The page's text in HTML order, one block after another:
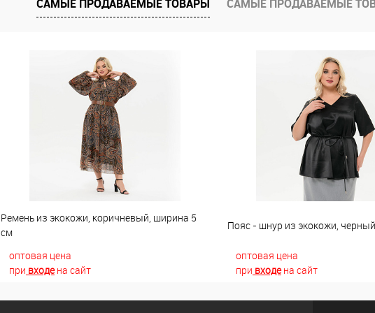
САМЫЕ ПРОДАВАЕМЫЕ ТОВАРЫ САМЫЕ ПРОДАВАЕМЫЕ
Ремень из экокожи, коричневый, ширина 5
см
оптовая цена
при входена сайт
Пояс - шнур из экокожи, черный
оптовая цена
при входена сайт